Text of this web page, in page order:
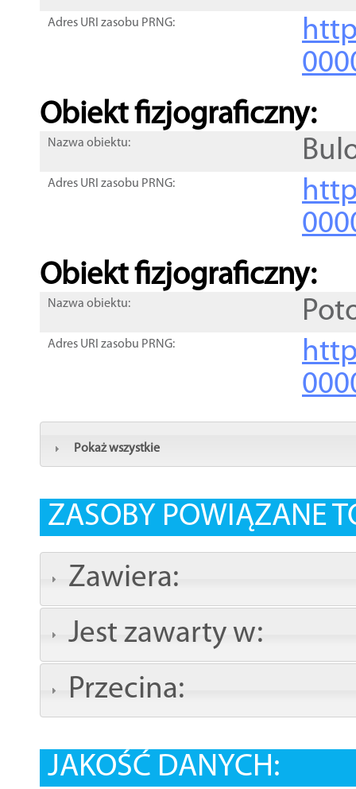
Adres URI zasobu PRNG:
Obiekt fizjograficzny:
Nazwa obiektu:
Adres URI zasobu PRNG:
Obiekt fizjograficzny:
Nazwa obiektu:
Adres URI zasobu PRNG:
Pokaż wszystkie
ZASOBY POWIĄZANE
Zawiera:
Jest zawarty w:
Przecina:
JAKOŚĆ DANYCH: